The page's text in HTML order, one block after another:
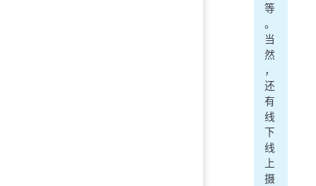
等
。
当
然
，
还
有
线
下
线
上
摄